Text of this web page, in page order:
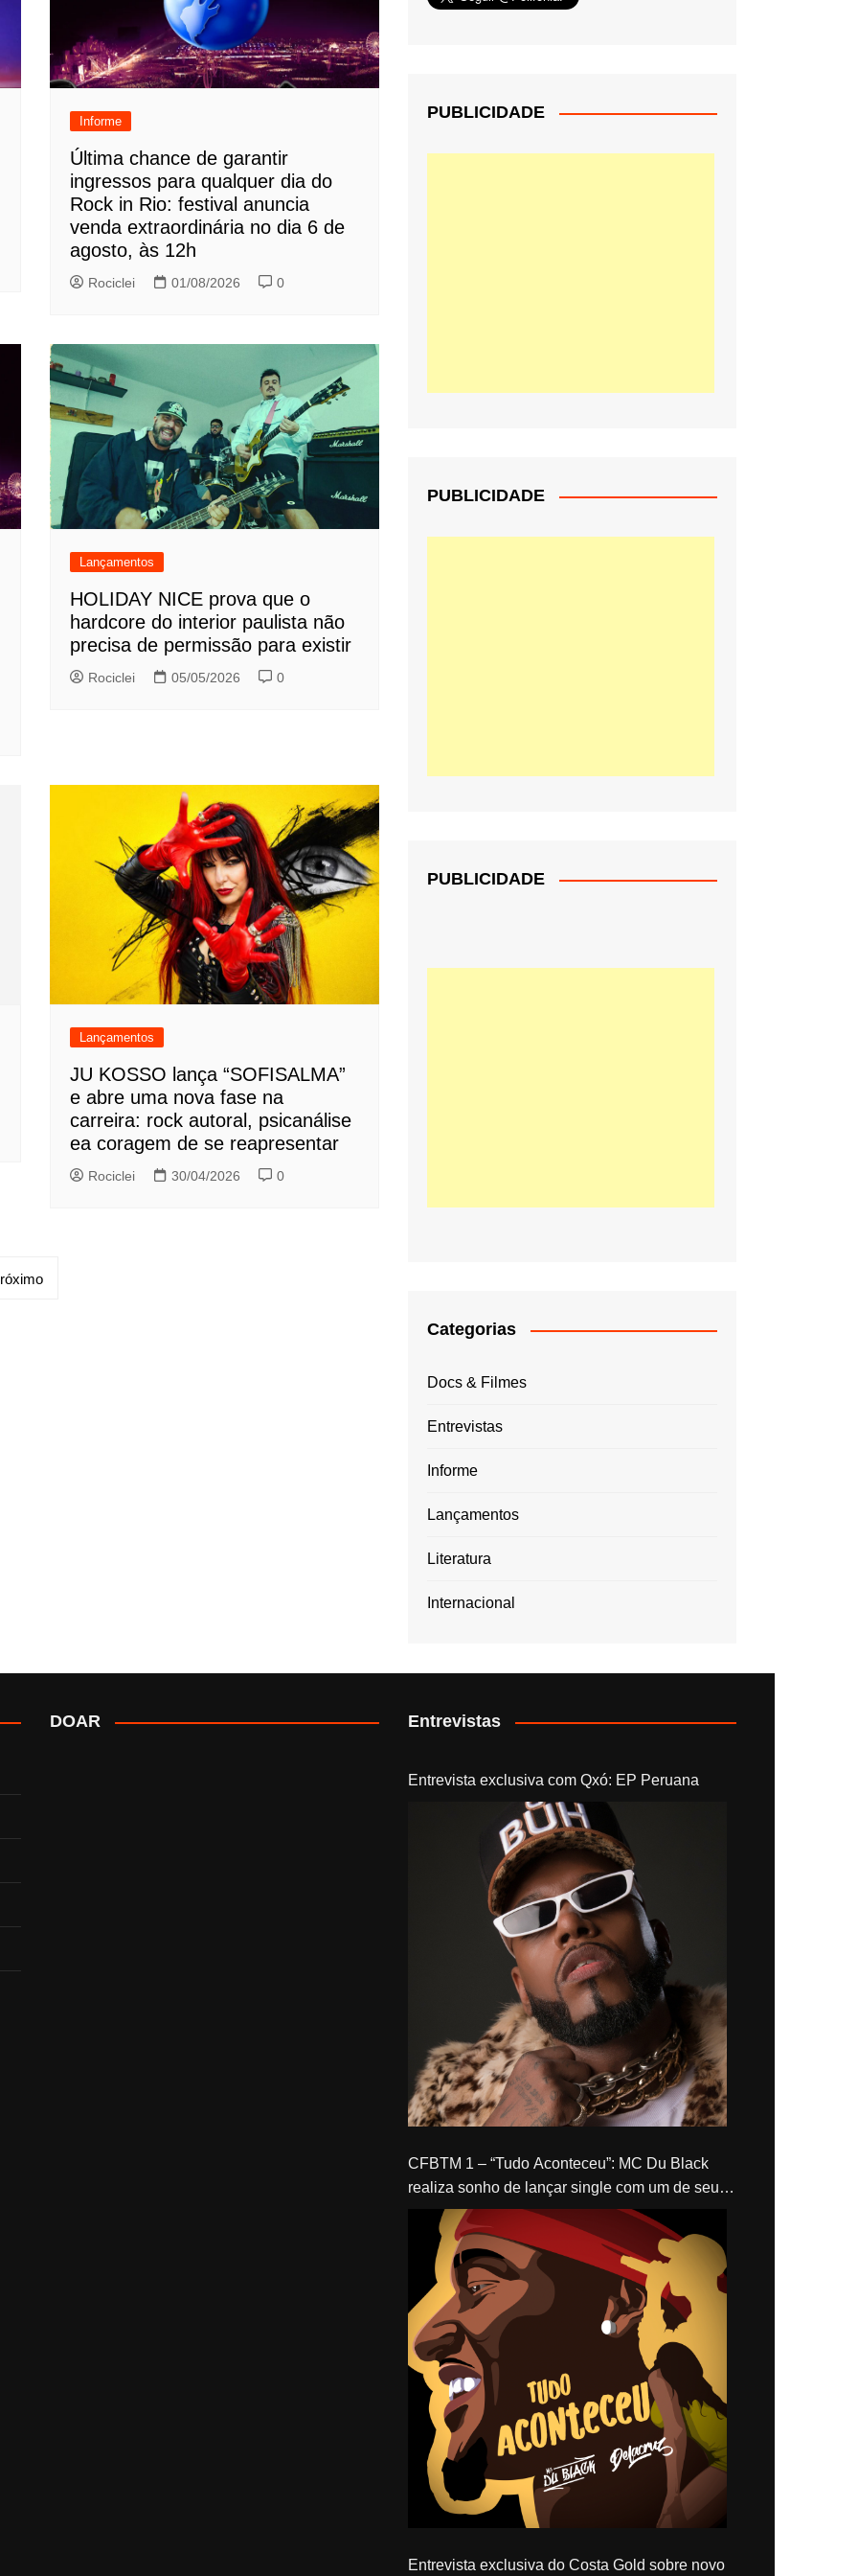
Informe
Última chance de garantir
ingressos para qualquer dia do
Rock in Rio: festival anuncia
venda extraordinária no dia 6 de
agosto, às 12h
Rociclei 01/08/2026 0
Lançamentos
HOLIDAY NICE prova que o
hardcore do interior paulista não
precisa de permissão para existir
Rociclei 05/05/2026 0
Lançamentos
JU KOSSO lança “SOFISALMA”
e abre uma nova fase na
carreira: rock autoral, psicanálise
ea coragem de se reapresentar
Rociclei 30/04/2026 0
PUBLICIDADE
PUBLICIDADE
PUBLICIDADE
Categorias
Docs & Filmes
Entrevistas
Informe
Lançamentos
Literatura
Internacional
DOAR Entrevistas
Entrevista exclusiva com Qxó: EP Peruana
CFBTM 1 – “Tudo Aconteceu”: MC Du Black
realiza sonho de lançar single com um de seus
ídolos, Delacruz
Entrevista exclusiva do Costa Gold sobre novo